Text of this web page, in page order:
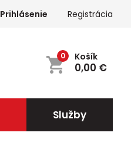
Prihlásenie Registrácia
Košík
0,00 €
0
Služby